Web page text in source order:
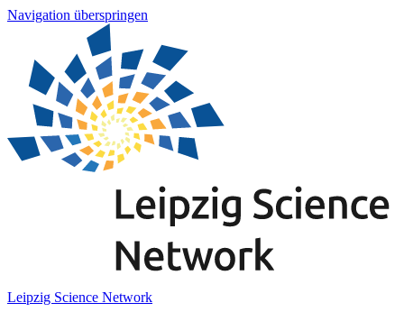
Navigation überspringen
Leipzig Science Network